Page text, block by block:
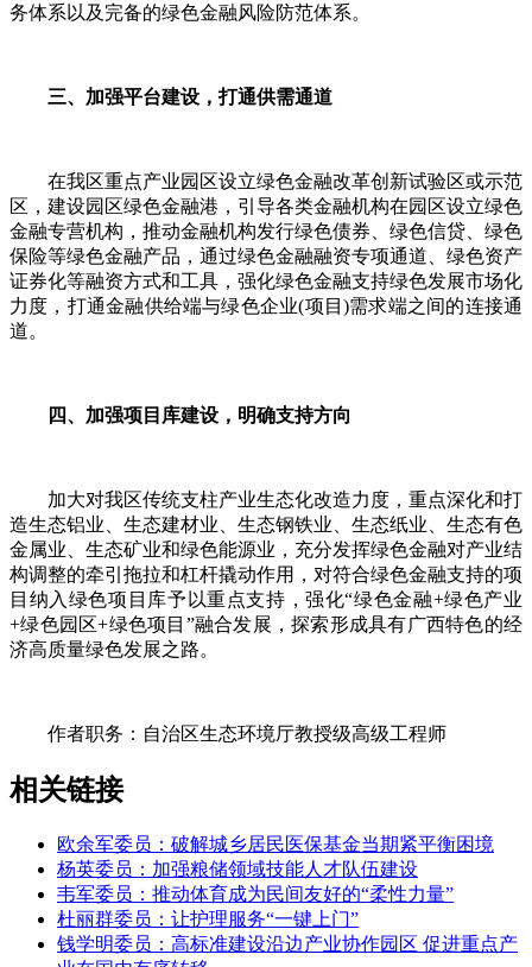
务体系以及完备的绿色金融风险防范体系。
三、加强平台建设，打通供需通道
在我区重点产业园区设立绿色金融改革创新试验区或示范
区，建设园区绿色金融港，引导各类金融机构在园区设立绿色
金融专营机构，推动金融机构发行绿色债券、绿色信贷、绿色
保险等绿色金融产品，通过绿色金融融资专项通道、绿色资产
证券化等融资方式和工具，强化绿色金融支持绿色发展市场化
力度，打通金融供给端与绿色企业(项目)需求端之间的连接通
道。
四、加强项目库建设，明确支持方向
加大对我区传统支柱产业生态化改造力度，重点深化和打
造生态铝业、生态建材业、生态钢铁业、生态纸业、生态有色
金属业、生态矿业和绿色能源业，充分发挥绿色金融对产业结
构调整的牵引拖拉和杠杆撬动作用，对符合绿色金融支持的项
目纳入绿色项目库予以重点支持，强化“绿色金融+绿色产业
+绿色园区+绿色项目”融合发展，探索形成具有广西特色的经
济高质量绿色发展之路。
作者职务：自治区生态环境厅教授级高级工程师
相关链接
欧余军委员：破解城乡居民医保基金当期紧平衡困境
杨英委员：加强粮储领域技能人才队伍建设
韦军委员：推动体育成为民间友好的“柔性力量”
杜丽群委员：让护理服务“一键上门”
钱学明委员：高标准建设沿边产业协作园区 促进重点产